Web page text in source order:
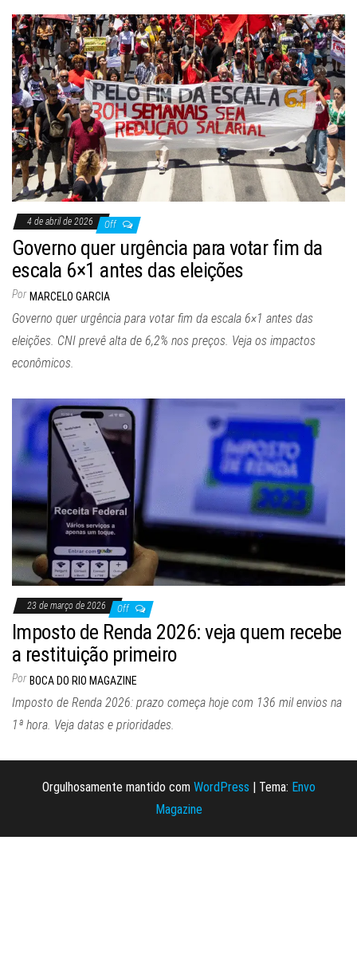
4 de abril de 2026 Off
Governo quer urgência para votar fim da
escala 6×1 antes das eleições
Por MARCELO GARCIA
Governo quer urgência para votar fim da escala 6×1 antes das
eleições. CNI prevê alta de 6,2% nos preços. Veja os impactos
econômicos.
23 de março de 2026 Off
Imposto de Renda 2026: veja quem recebe
a restituição primeiro
Por BOCA DO RIO MAGAZINE
Imposto de Renda 2026: prazo começa hoje com 136 mil envios na
1ª hora. Veja datas e prioridades.
Orgulhosamente mantido com WordPress | Tema: Envo
Magazine